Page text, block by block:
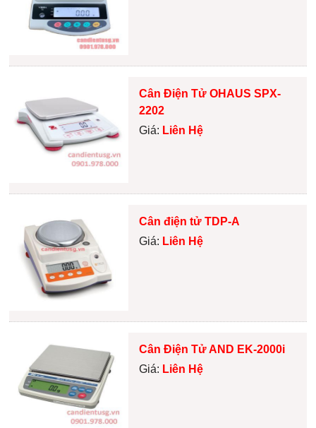
Cân Điện Tử OHAUS SPX-
2202
Giá: Liên Hệ
Cân điện tử TDP-A
Giá: Liên Hệ
Cân Điện Tử AND EK-2000i
Giá: Liên Hệ